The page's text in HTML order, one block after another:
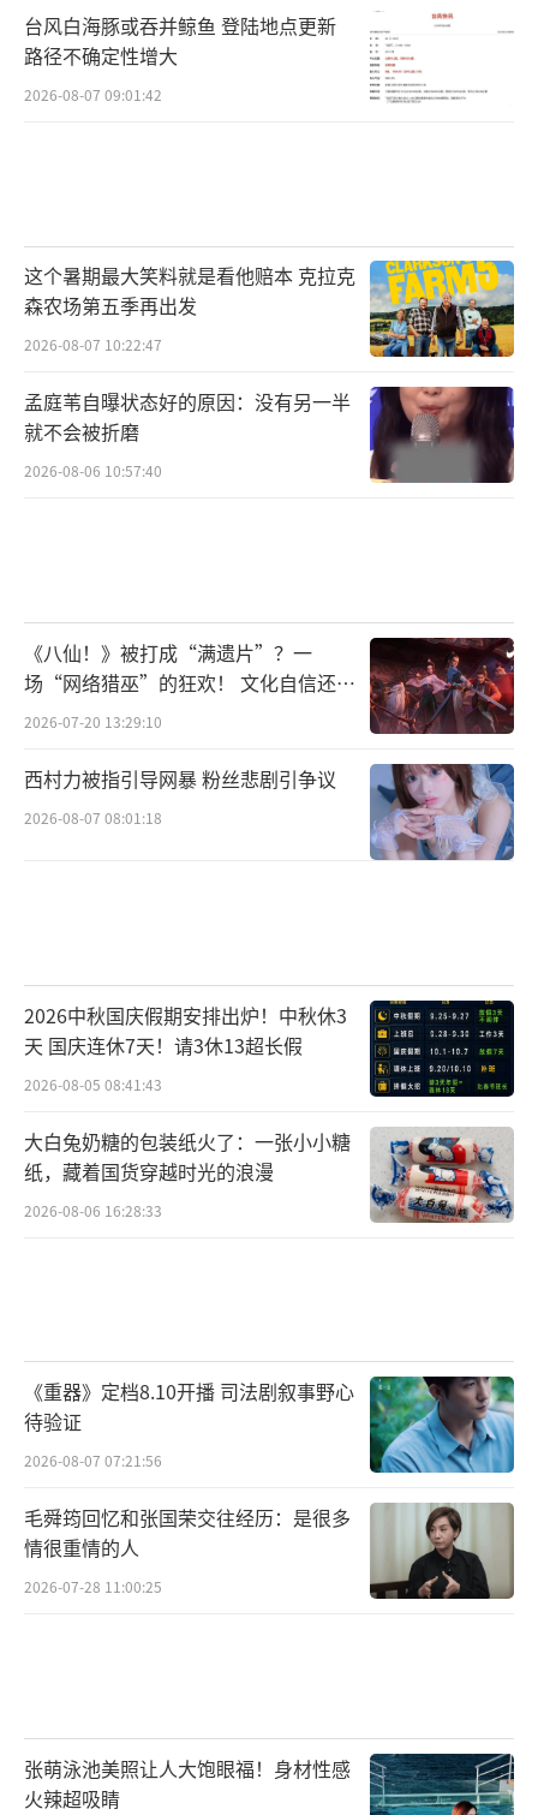
台风白海豚或吞并鲸鱼 登陆地点更新
路径不确定性增大
2026-08-07 09:01:42
这个暑期最大笑料就是看他赔本 克拉克
森农场第五季再出发
2026-08-07 10:22:47
孟庭苇自曝状态好的原因：没有另一半
就不会被折磨
2026-08-06 10:57:40
《八仙！》被打成“满遗片”？一
场“网络猎巫”的狂欢！ 文化自信还是
焦虑？
2026-07-20 13:29:10
西村力被指引导网暴 粉丝悲剧引争议
2026-08-07 08:01:18
2026中秋国庆假期安排出炉！中秋休3
天 国庆连休7天！请3休13超长假
2026-08-05 08:41:43
大白兔奶糖的包装纸火了：一张小小糖
纸，藏着国货穿越时光的浪漫
2026-08-06 16:28:33
《重器》定档8.10开播 司法剧叙事野心
待验证
2026-08-07 07:21:56
毛舜筠回忆和张国荣交往经历：是很多
情很重情的人
2026-07-28 11:00:25
张萌泳池美照让人大饱眼福！身材性感
火辣超吸睛